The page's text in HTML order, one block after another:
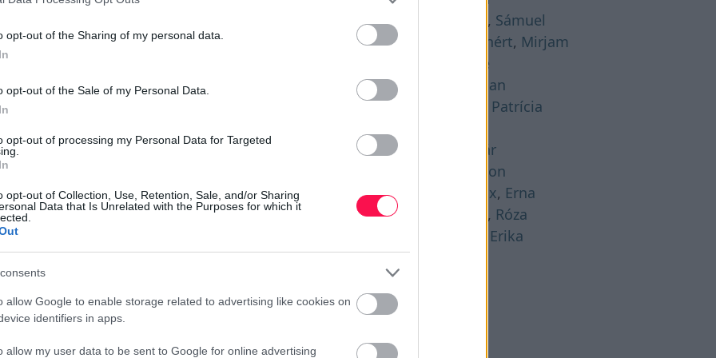
opt-out of the Sharing of my personal data.
opt-out of the Sale of my Personal Data.
opt-out of processing my Personal Data for Targeted
opt-out of Collection, Use, Retention, Sale, and/or Sharing
Data that Is Unrelated with the Purposes for which it
allow Google to enable storage related to advertising like cookies on
identifiers in apps.
allow my user data to be sent to Google for online advertising
jó egészséget és rengeteg szép pillanatot!
hogy szeretet, boldogság és vidámság
a mai napod!
Augusztus 21. -
, Sámuel
Augusztus 22. -
Menyhért, Mirjam
Bence
Augusztus 24. -
Bertalan
Augusztus 25. -
Patrícia
Augusztus 27. -
Gáspár
Ágoston
Augusztus 29. -
Beatrix, Erna
Augusztus 30. -
, Róza
Erika